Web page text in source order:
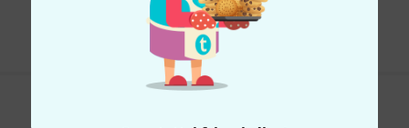
Minden ár tartalmazza az ÁFÁ-t